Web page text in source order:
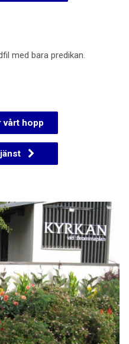
med bara predikan.
vårt hopp